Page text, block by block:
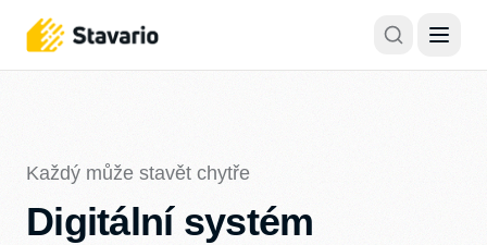
Každý může stavět chytře
Digitální systém
pro přehled o docházce